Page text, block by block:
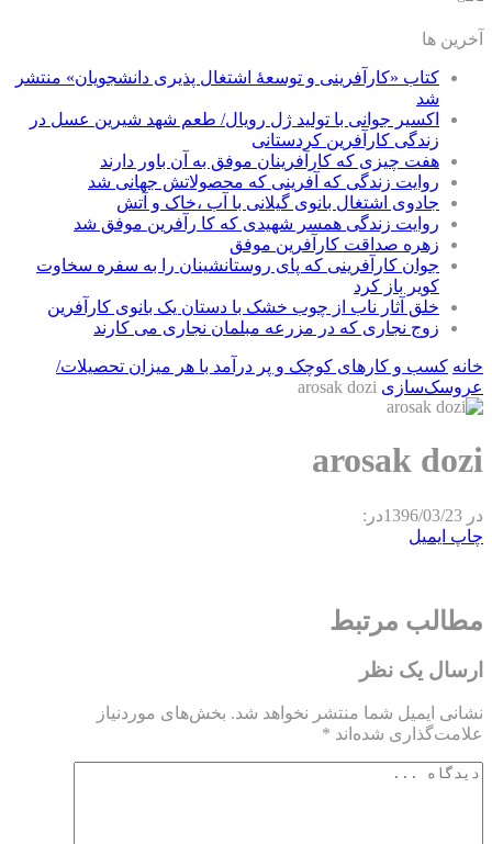
آخرین ها
کتاب «کارآفرینی و توسعۀ اشتغال پذیری دانشجویان» منتشر
شد
اکسیر جوانی با تولید ژل رویال/ طعم شهد شیرین عسل‌ در
زندگی کارآفرین کردستانی
هفت چیزی که کارآفرینان موفق به آن باور دارند
روایت زندگی که آفرینی که محصولاتش جهانی شد
جادوی اشتغال بانوی گیلانی با آب ،خاک و آتش
روایت زندگی همسر شهیدی که کا رآفرین موفق شد
زهره صداقت کارآفرین موفق
جوان کارآفرینی که پای روستانشینان را به سفره سخاوت
کویر باز کرد
خلق آثار ناب از چوب خشک با دستان یک بانوی کارآفرین
زوج نجاری که در مزرعه مبلمان نجاری می کارند
خانه کسب و کارهای کوچک و پر درآمد با هر میزان تحصیلات/
عروسک‌سازی arosak dozi
arosak dozi
در 1396/03/23در:
چاپ ایمیل
مطالب مرتبط
ارسال یک نظر
نشانی ایمیل شما منتشر نخواهد شد. بخش‌های موردنیاز
علامت‌گذاری شده‌اند *